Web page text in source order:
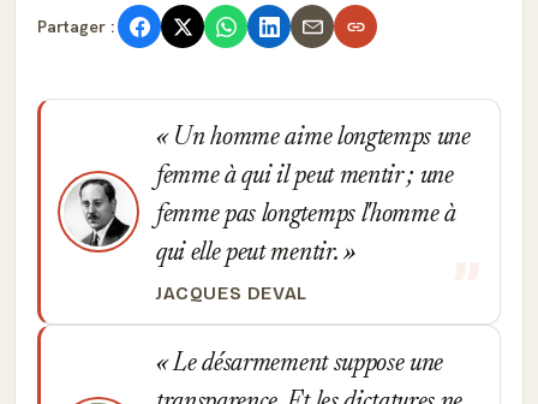
Partager :
Un homme aime longtemps une
femme à qui il peut mentir ; une
femme pas longtemps l'homme à
qui elle peut mentir.
JACQUES DEVAL
Le désarmement suppose une